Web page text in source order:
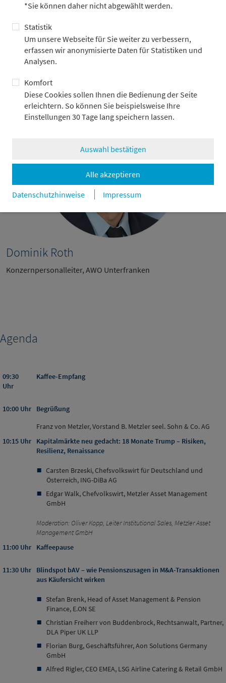
*Sie können daher nicht abgewählt werden.
Statistik
Um unsere Webseite für Sie weiter zu verbessern,
erfassen wir anonymisierte Daten für Statistiken und
Analysen.
Komfort
Diese Cookies sollen Ihnen die Bedienung der Seite
erleichtern. So können Sie beispielsweise Ihre
Einstellungen 30 Tage lang speichern lassen.
Auswahl bestätigen
Alle akzeptieren
Datenschutzhinweise
Impressum
Alfred A. Rigler
CEO EMEA & Managing Director, LSG Airline Catering & Retail
GmbH
Dominik Roth
Konzernpersonalleiter, AWO Unterfranken
Agenda
09:30
Uhr
Kaffee-Empfang
10:00 Uhr
Begrüßung
Franz von Metzler, Vorstand B. Metzler seel. Sohn & Co. AG
10:15 Uhr
Kapitalmärkte neu gedacht: 18 Monate Trump – Risiken,
Resilienz, Renaissance
Carsten Brzeski, Chefsvolkswirt für Deutschland und
Österreich, ING-DiBa AG
Edgar Walk, Chefvolkswirt, Metzler Asset Management
GmbH
Moderation: Oliver Kopp, Leiter Institutional Sales, Metzler Asset
Management GmbH
11:00 Uhr
Kaffeepause
11:30 Uhr
Blindspot bAV – wie Pensionszusagen in M&A-Transaktionen
aus Käufersicht wirken
Stefan Brenk, Head of Asset Management & Pension
Finance, E.ON SE
Christian Freiherr von Buddenbrock, Rechtsanwalt, Partner,
DLA Piper UK LLP
Florian Burg, Geschäftsführer, Aon Solutions Germany
GmbH
Alfred Rigler, CEO EMEA, LSG Airline Catering & Retail GmbH